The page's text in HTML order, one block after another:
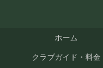
ホーム
クラブガイド・料金